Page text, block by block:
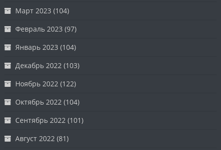
Март 2023 (104)
Февраль 2023 (97)
Январь 2023 (104)
Декабрь 2022 (103)
Ноябрь 2022 (122)
Октябрь 2022 (104)
Сентябрь 2022 (101)
Август 2022 (81)